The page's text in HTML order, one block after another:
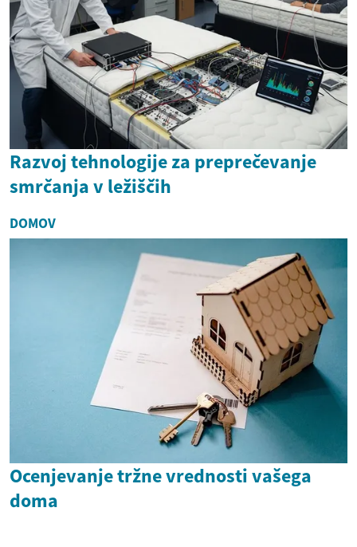
Razvoj tehnologije za preprečevanje
smrčanja v ležiščih
DOMOV
Ocenjevanje tržne vrednosti vašega
doma